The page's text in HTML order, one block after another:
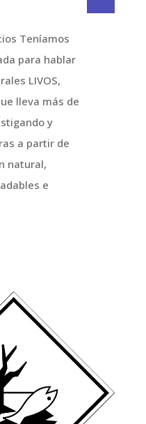
Teníamos
para hablar
LIVOS,
lleva más de
y
a partir de
natural,
e